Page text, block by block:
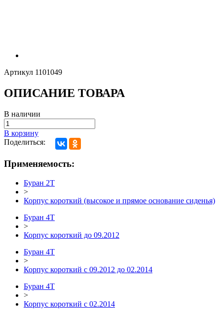
Артикул 1101049
ОПИСАНИЕ ТОВАРА
В наличии
В корзину
Поделиться:
Применяемость:
Буран 2Т
>
Корпус короткий (высокое и прямое основание сиденья)
Буран 4Т
>
Корпус короткий до 09.2012
Буран 4Т
>
Корпус короткий с 09.2012 до 02.2014
Буран 4Т
>
Корпус короткий с 02.2014